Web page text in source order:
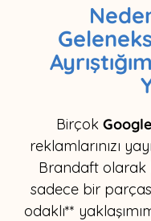
Birçok
reklamlarınızı
Brandaft olarak
sadece bir
odaklı**